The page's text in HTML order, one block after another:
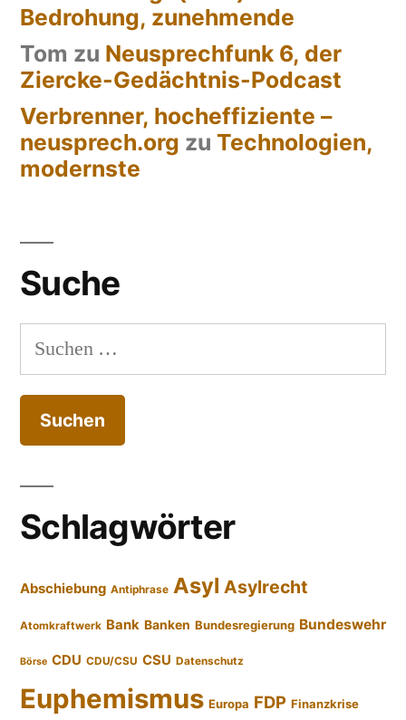
Bedrohung, zunehmende
Tom zu Neusprechfunk 6, der
Ziercke-Gedächtnis-Podcast
Verbrenner, hocheffiziente –
neusprech.org zu Technologien,
modernste
Suche
Suchen
nach:
Schlagwörter
Abschiebung Antiphrase Asyl Asylrecht
Atomkraftwerk Bank Banken Bundesregierung Bundeswehr
Börse CDU CDU/CSU CSU Datenschutz
Euphemismus Europa FDP Finanzkrise